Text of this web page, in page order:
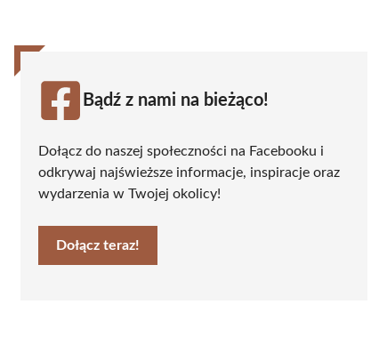
Bądź z nami na bieżąco!
Dołącz do naszej społeczności na Facebooku i
odkrywaj najświeższe informacje, inspiracje oraz
wydarzenia w Twojej okolicy!
Dołącz teraz!